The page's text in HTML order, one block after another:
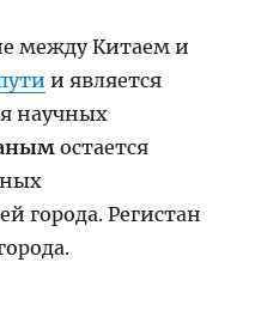
между Китаем и
и является
научных
остается
города. Регистан